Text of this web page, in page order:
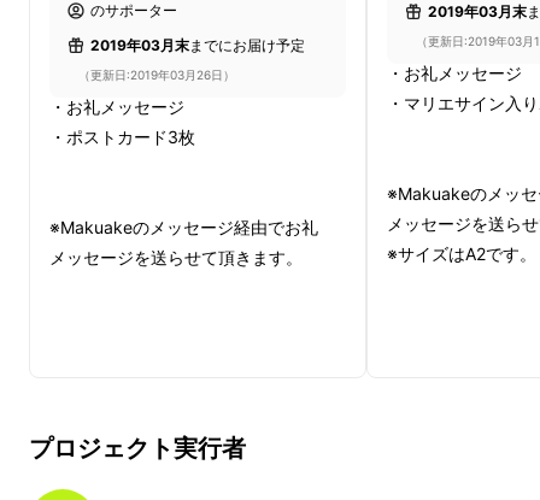
実際に現地に生産者の方へ会いに行くと、画像
のように生産に伴い大量に山積みされ、カット
された生地はゴミとしてお金をかけて処分 して
いるとのこと。
のサポーター
2019年03月末までにお届け予定
（更新日:2019年03月26日）
・お礼メッセージ
・ポストカード3枚
※Makuakeのメッセージ経由でお礼
メッセージを送らせて頂きます。
2019年03月末
（更新日:2019年03月
・お礼メッセージ
・マリエサイン入
※Makuakeのメッ
メッセージを送ら
※サイズはA2です。
プロジェクト実行者